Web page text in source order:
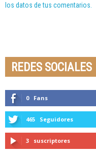
los datos de tus comentarios.
REDES SOCIALES
0 Fans
465 Seguidores
3 suscriptores